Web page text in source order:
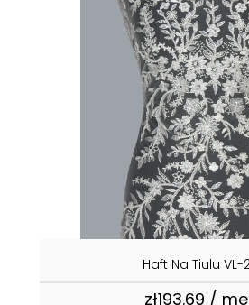
Haft Na Tiulu VL-
zł193.69 /